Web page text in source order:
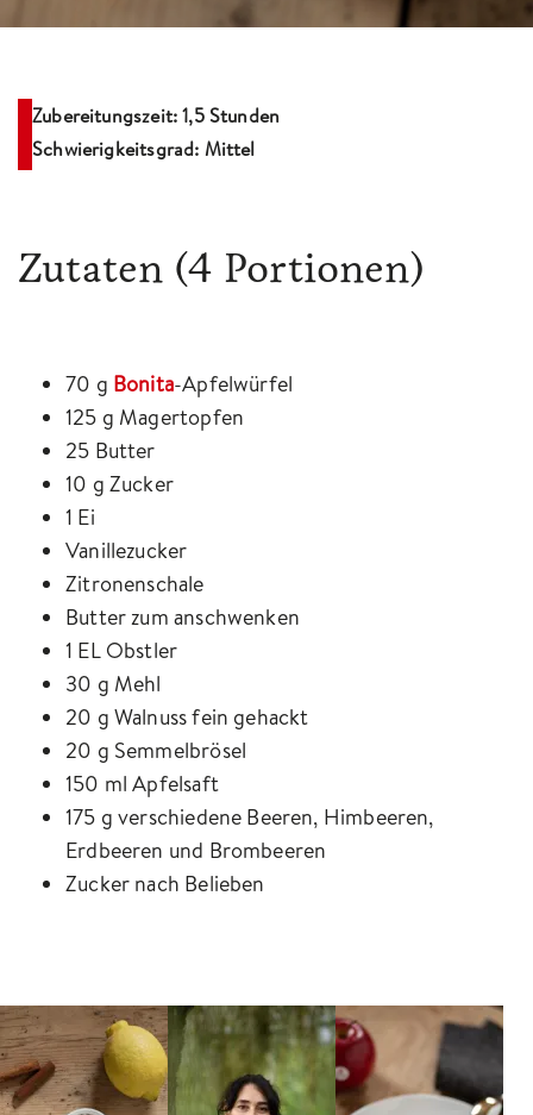
Zubereitungszeit: 1,5 Stunden
Schwierigkeitsgrad: Mittel
Zutaten (4 Portionen)
70 g Bonita-Apfelwürfel
125 g Magertopfen
25 Butter
10 g Zucker
1 Ei
Vanillezucker
Zitronenschale
Butter zum anschwenken
1 EL Obstler
30 g Mehl
20 g Walnuss fein gehackt
20 g Semmelbrösel
150 ml Apfelsaft
175 g verschiedene Beeren, Himbeeren,
Erdbeeren und Brombeeren
Zucker nach Belieben